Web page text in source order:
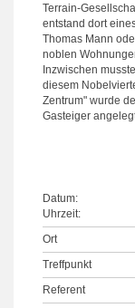
Terrain-
entstand dort
Thomas Mann
noblen
Inzwischen
diesem
Zentrum" wurde
Gasteiger
Datum:
Uhrzeit:
Ort
Treffpunkt
Referent